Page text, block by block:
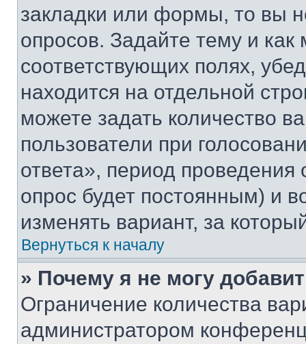
закладки или формы, то вы
опросов. Задайте тему и
соответствующих полях,
находится на отдельной
можете задать количество
пользователи при
ответа», период проведения
опрос будет постоянным) и
изменять вариант, за
Вернуться к началу
» Почему я не могу
Ограничение количества
администратором